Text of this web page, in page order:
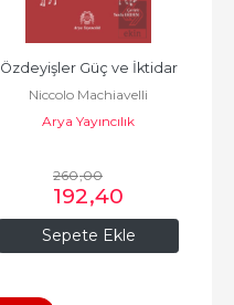
Sepete Ekle
Özdeyişler Güç ve İktidar
Niccolo Machiavelli
Arya Yayıncılık
260,00
192,40